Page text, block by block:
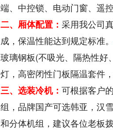
端、中控锁、电动门窗、遥
二、厢体配置： 采用我公司
成，保温性能达到规定标准。
玻璃钢板(不吸光、隔热性好
灯，高密闭性门板隔温套件
三、选装冷机： 可根据客户
组，品牌国产可选韩亚，汉
和分体机组，建议各位老板